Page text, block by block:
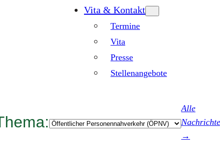
Vita & Kontakt
Termine
Vita
Presse
Stellenangebote
Kategorien
Alle
→